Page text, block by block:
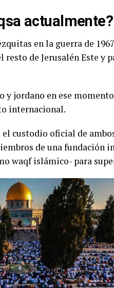
actualmente?
en la guerra de
de Jerusalén Este y
y jordano en ese
internacional.
custodio oficial de
de una fundación
waqf islámico- para